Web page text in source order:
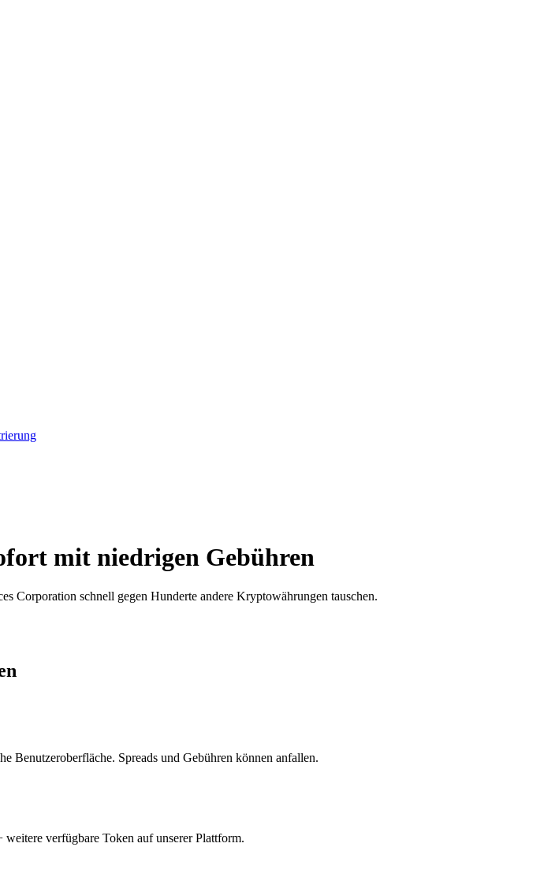
mit niedrigen Gebühren
Corporation schnell gegen Hunderte andere Kryptowährungen tauschen.
Benutzeroberfläche. Spreads und Gebühren können anfallen.
verfügbare Token auf unserer Plattform.